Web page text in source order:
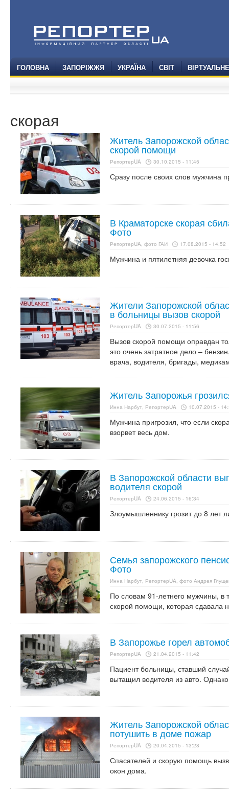
ГОЛОВНА ЗАПОРІЖЖЯ УКРАЇНА СВІТ
скорая
Житель Запорожской
скорой помощи
РепортерUA 30.10.2015 - 11:45
Сразу после своих слов мужчина
В Краматорске скорая
Фото
РепортерUA, фото ГАИ 17.08.2015 - 14:52
Мужчина и пятилетняя девочка
Жители Запорожской
в больницы вызов скорой
РепортерUA 30.07.2015 - 11:56
Вызов скорой помощи оправдан
это очень затратное дело –
врача, водителя, бригады,
Житель Запорожья
Инна Нарбут, РепортерUA 10.07.2015 -
Мужчина пригрозил, что если
взорвет весь дом.
В Запорожской области
водителя скорой
РепортерUA 24.06.2015 - 16:34
Злоумышленнику грозит до 8 лет
Семья запорожского
Фото
Инна Нарбут, РепортерUA, фото Андрея
По словам 91-летнего мужчины, в
скорой помощи, которая сдавала
В Запорожье горел
РепортерUA 21.04.2015 - 11:42
Пациент больницы, ставший
вытащил водителя из авто.
Житель Запорожской
потушить в доме пожар
РепортерUA 20.04.2015 - 13:28
Спасателей и скорую помощь
окон дома.